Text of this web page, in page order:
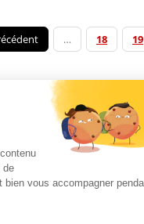
… 18 19
de
bien vous accompagner